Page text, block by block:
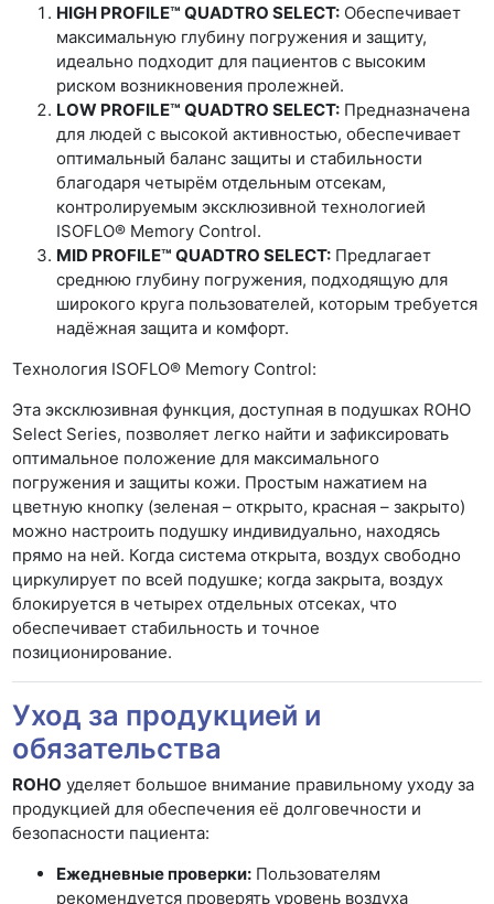
HIGH PROFILE™ QUADTRO SELECT: Обеспечивает
максимальную глубину погружения и защиту,
идеально подходит для пациентов с высоким
риском возникновения пролежней.
LOW PROFILE™ QUADTRO SELECT: Предназначена
для людей с высокой активностью, обеспечивает
оптимальный баланс защиты и стабильности
благодаря четырём отдельным отсекам,
контролируемым эксклюзивной технологией
ISOFLO® Memory Control.
MID PROFILE™ QUADTRO SELECT: Предлагает
среднюю глубину погружения, подходящую для
широкого круга пользователей, которым требуется
надёжная защита и комфорт.
Технология ISOFLO® Memory Control:
Эта эксклюзивная функция, доступная в подушках ROHO
Select Series, позволяет легко найти и зафиксировать
оптимальное положение для максимального
погружения и защиты кожи. Простым нажатием на
цветную кнопку (зеленая – открыто, красная – закрыто)
можно настроить подушку индивидуально, находясь
прямо на ней. Когда система открыта, воздух свободно
циркулирует по всей подушке; когда закрыта, воздух
блокируется в четырех отдельных отсеках, что
обеспечивает стабильность и точное
позиционирование.
Уход за продукцией и
обязательства
ROHO уделяет большое внимание правильному уходу за
продукцией для обеспечения её долговечности и
безопасности пациента:
Ежедневные проверки: Пользователям
рекомендуется проверять уровень воздуха